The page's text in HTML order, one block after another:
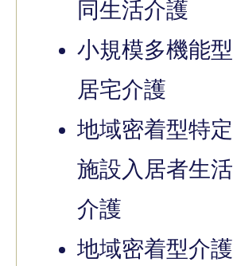
同生活介護
小規模多機能型
居宅介護
地域密着型特定
施設入居者生活
介護
地域密着型介護